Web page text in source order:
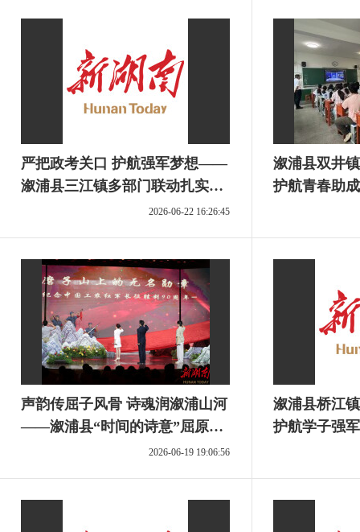
严把政考关口 护航强军梦想——
溆浦县三江镇多部门联动扎实开
展军校报考政治考核工作2026-06-22 16:26:45
溆浦县双井
护航青春助
声韵传屈子风骨 诗魂润溆浦山河
——溆浦县“时间的诗意”屈原爱
国怀乡全民诵读大赛圆满收官
2026-06-19 19:06:56
溆浦县桥江
护航学子强